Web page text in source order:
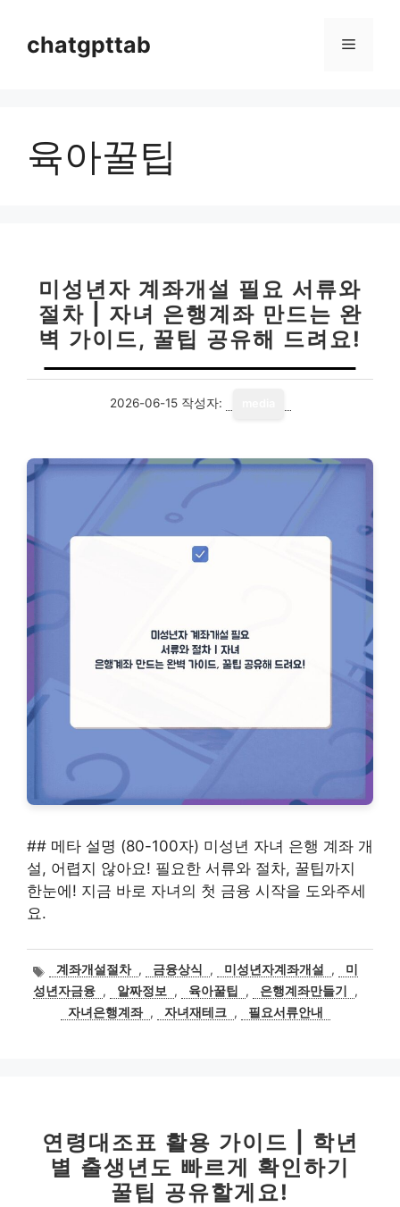
chatgpttab 메
육아꿀팁
미성년자 계좌개설 필요 서류와
절차 | 자녀 은행계좌 만드는 완
벽 가이드, 꿀팁 공유해 드려요!
2026-06-15 작성자:
## 메타 설명 (80-100자) 미성년 자녀 은행 계좌 개
설, 어렵지 않아요! 필요한 서류와 절차, 꿀팁까지
한눈에! 지금 바로 자녀의 첫 금융 시작을 도와주세
요.
태
그
계좌개설절차 , 금융상식 , 미성년자계좌개설 ,
미
성년자금융 , 알짜정보 , 육아꿀팁 , 은행계좌만들기
,
자녀은행계좌 , 자녀재테크 , 필요서류안내
연령대조표 활용 가이드 | 학년
별 출생년도 빠르게 확인하기
꿀팁 공유할게요!